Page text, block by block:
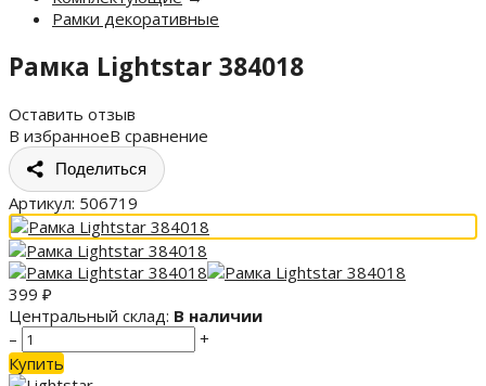
Рамки декоративные
Рамка Lightstar 384018
Оставить отзыв
В избранноеВ сравнение
Поделиться
Артикул: 506719
399 ₽
Центральный склад: В наличии
–
+
Купить